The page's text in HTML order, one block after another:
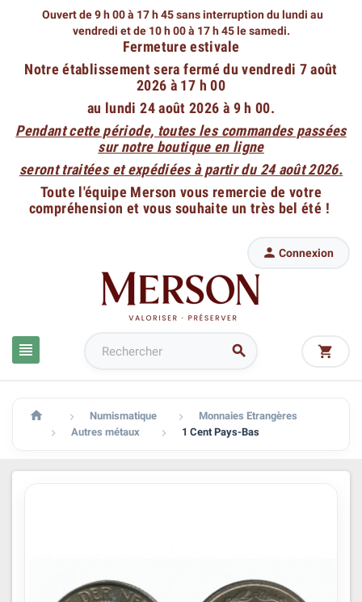
Ouvert de 9 h 00 à 17 h 45 sans interruption du lundi au
vendredi et de 10 h 00 à 17 h 45 le samedi.
Fermeture estivale
Notre établissement sera fermé du vendredi 7 août
2026 à 17 h 00
au lundi 24 août 2026 à 9 h 00.
Pendant cette période, toutes les commandes passées
sur notre boutique en ligne
seront traitées et expédiées à partir du 24 août 2026.
Toute l'équipe Merson vous remercie de votre
compréhension et vous souhaite un très bel été !
 
 Connexion

  Numismatique  Monnaies Etrangères
 Autres métaux  1 Cent Pays-Bas